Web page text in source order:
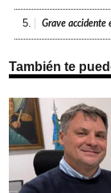
5. Grave accidente
También te